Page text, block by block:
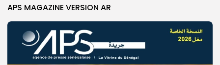
APS MAGAZINE VERSION AR